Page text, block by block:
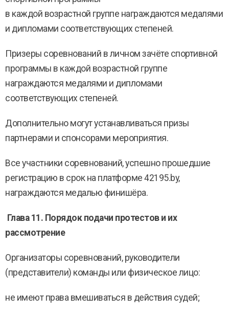
в каждой возрастной группе награждаются медалями
и дипломами соответствующих степеней.
Призеры соревнований в личном зачёте спортивной
программы в каждой возрастной группе
награждаются медалями и дипломами
соответствующих степеней.
Дополнительно могут устанавливаться призы
партнерами и спонсорами мероприятия.
Все участники соревнований, успешно прошедшие
регистрацию в срок на платформе 42195.by,
награждаются медалью финишёра.
Глава 11. Порядок подачи протестов и их
рассмотрение
Организаторы соревнований, руководители
(представители) команды или физическое лицо:
не имеют права вмешиваться в действия судей;